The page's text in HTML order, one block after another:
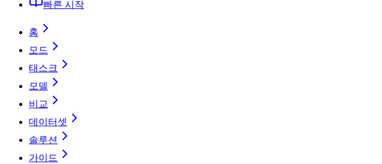
빠른 시작
홈
모드
태스크
모델
비교
데이터셋
솔루션
가이드